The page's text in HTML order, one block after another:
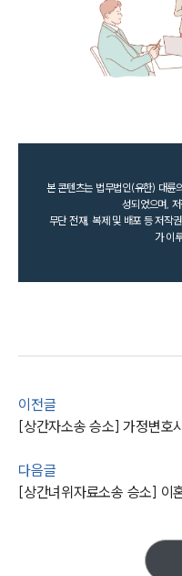
본 콘텐츠는 법무법인(유한) 대륜
성되었으며,
무단 전재, 복제 및 배포 등 저작
가 이
이전글
다음글